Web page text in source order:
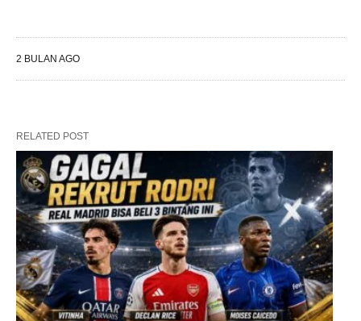
2 BULAN AGO
RELATED POST